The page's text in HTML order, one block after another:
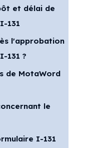
et délai de
131
l'approbation
131 ?
de MotaWord
le
I-131